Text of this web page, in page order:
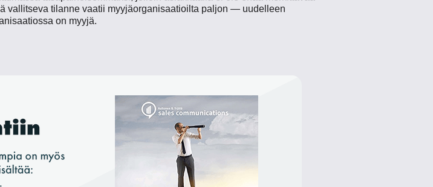
vallitseva tilanne vaatii myyjäorganisaatioilta paljon — uudelleen
on myyjä.